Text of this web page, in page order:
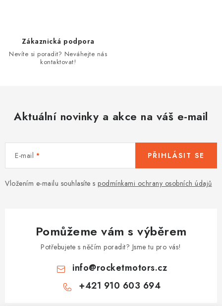
Zákaznická podpora
Nevíte si poradit? Neváhejte nás
kontaktovat!
Aktuální novinky a akce na váš e-mail
E-mail
Vložením e-mailu souhlasíte s podmínkami ochrany osobních údajů
PŘIHLÁSIT SE
Pomůžeme vám s výběrem
Potřebujete s něčím poradit? Jsme tu pro vás!
info@rocketmotors.cz
+421 910 603 694